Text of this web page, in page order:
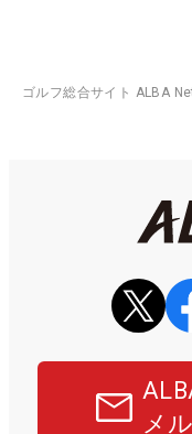
ゴルフ総合サイト ALBA
メ